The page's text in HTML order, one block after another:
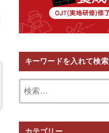
キーワードを入れて検索